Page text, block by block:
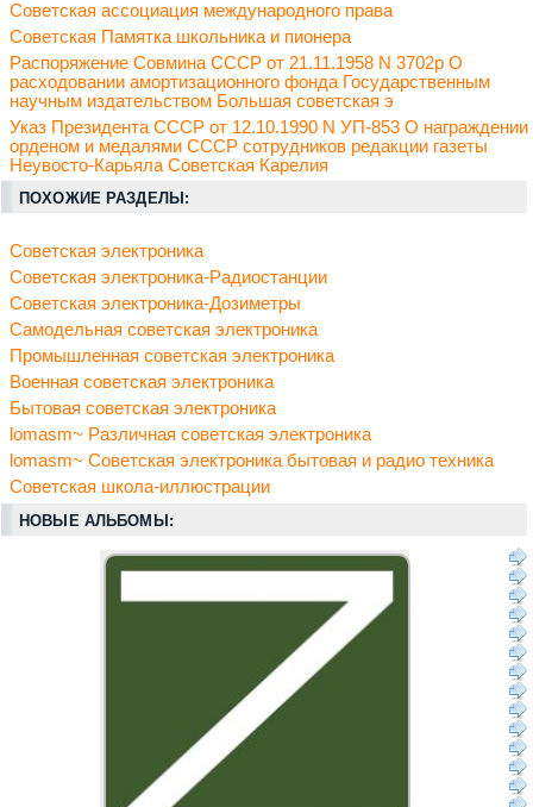
Советская ассоциация международного права
Советская Памятка школьника и пионера
Распоряжение Совмина СССР от 21.11.1958 N 3702р О
расходовании амортизационного фонда Государственным
научным издательством Большая советская э
Указ Президента СССР от 12.10.1990 N УП-853 О награждении
орденом и медалями СССР сотрудников редакции газеты
Неувосто-Карьяла Советская Карелия
ПОХОЖИЕ РАЗДЕЛЫ:
Советская электроника
Советская электроника-Радиостанции
Советская электроника-Дозиметры
Самодельная советская электроника
Промышленная советская электроника
Военная советская электроника
Бытовая советская электроника
lomasm~ Различная советская электроника
lomasm~ Советская электроника бытовая и радио техника
Советская школа-иллюстрации
НОВЫЕ АЛЬБОМЫ: